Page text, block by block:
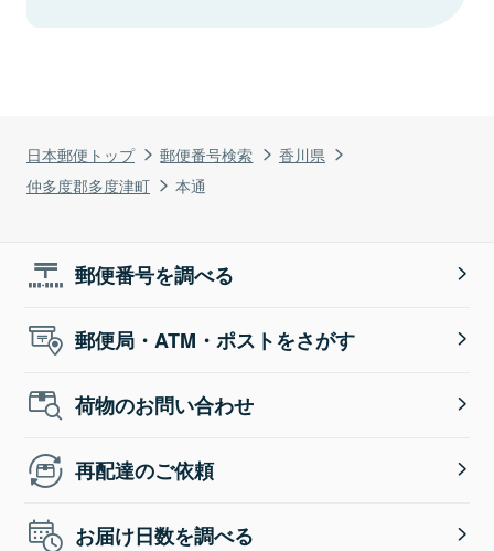
日本郵便トップ 郵便番号検索
香川県
仲多度郡多度津町
本通
郵便番号を調べる
郵便局・ATM・ポストをさがす
荷物のお問い合わせ
再配達のご依頼
お届け日数を調べる